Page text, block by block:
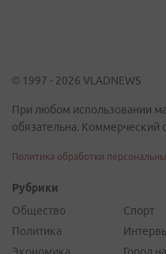
© 1997 - 2026 VLADNEWS
При любом использовании
обязательна. Коммерческий
Политика обработки
Рубрики
Общество
Политика
Спорт